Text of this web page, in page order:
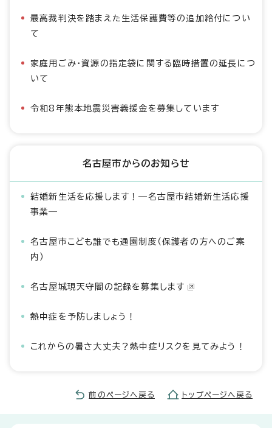
最高裁判決を踏まえた生活保護費等の追加給付につい
て
家庭用ごみ・資源の指定袋に関する臨時措置の延長につ
いて
令和8年熊本地震災害義援金を募集しています
名古屋市からのお知らせ
結婚新生活を応援します！―名古屋市結婚新生活応援
事業―
名古屋市こども誰でも通園制度（保護者の方へのご案
内）
名古屋城現天守閣の記録を募集します
熱中症を予防しましょう！
これからの暑さ大丈夫？熱中症リスクを見てみよう！
前のページへ戻る トップページへ戻る